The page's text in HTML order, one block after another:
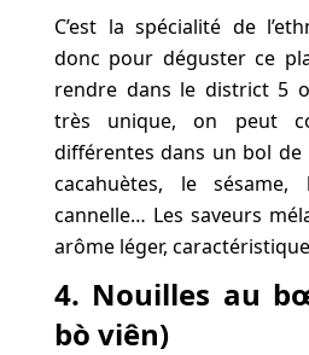
C’est la spécialité de
donc pour déguster ce
rendre dans le district 5
très unique, on peut
différentes dans un bol de
cacahuètes, le
cannelle… Les saveurs
arôme léger,
4. Nouilles au
bò viên)